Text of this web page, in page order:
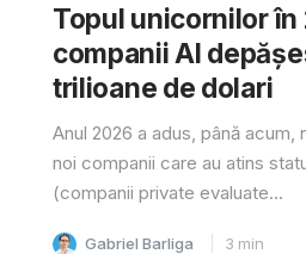
Topul unicornilor în
companii AI
trilioane de dolari
Anul 2026 a adus, până acum,
noi companii care au atins
(companii private evaluate...
Gabriel Barliga 3 min